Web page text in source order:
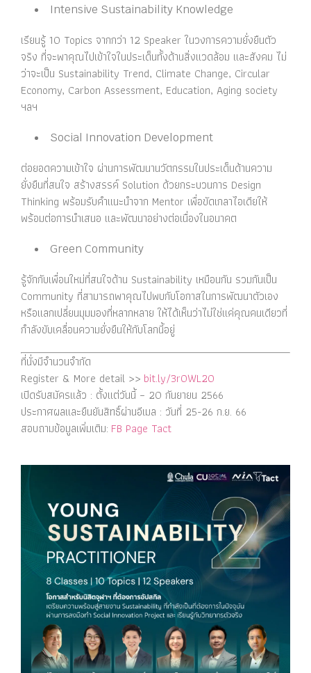
Intensive Sustainability Knowledge
เรียนรู้ 10 Topics จากกว่า 12 Speaker ในวงการความยั่งยืนตัว
จริง ที่จะพาคุณไปเข้าใจในประเด็นทั้งด้านสิ่งแวดล้อม และสังคม ไม่
ว่าจะเป็น Sustainability Trend, Climate Change, Circular
Economy, Carbon Assessment, Education, Aging society
ฯลฯ
Social Innovation Development
ต่อยอดความเข้าใจ ผ่านการพัฒนานวัตกรรมในประเด็นด้านความ
ยั่งยืนที่สนใจ สร้างสรรค์ Solution ด้วยกระบวนการ Design
Thinking พร้อมรับคำแนะนำจาก Mentor เพื่อขัดเกลาไอเดียให้
พร้อมต่อการนำเสนอ และพัฒนาอย่างต่อเนื่องในอนาคต
Green Community
รู้จักกับเพื่อนใหม่ที่สนใจด้าน Sustainability เหมือนกัน รวมกันเป็น
Community ที่สามารถพาคุณไปพบกับโอกาสในการพัฒนาตัวเอง
หรือแลกเปลี่ยนมุมมองที่หลากหลาย ให้ได้เห็นว่าไม่ใช่แค่คุณคนเดียวที่
กำลังขับเคลื่อนความยั่งยืนให้กับโลกนี้อยู่
ที่นั่งมีจำนวนจำกัด
Register & More detail >> bit.ly/3r0WL20
เปิดรับสมัครแล้ว : ตั้งแต่วันนี้ – 20 กันยายน 2566
ประกาศผลและยืนยันสิทธิ์ผ่านอีเมล : วันที่ 25-26 ก.ย. 66
สอบถามข้อมูลเพิ่มเติม: FB Page Tact